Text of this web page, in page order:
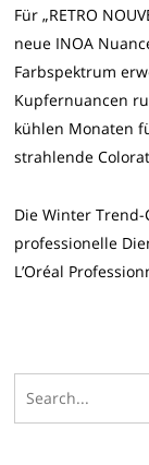
Für „RETRO
neue INOA
Farbspektrum
Kupfernuancen
kühlen Monaten
strahlende
Die Winter Trend-
professionelle
L’Oréal